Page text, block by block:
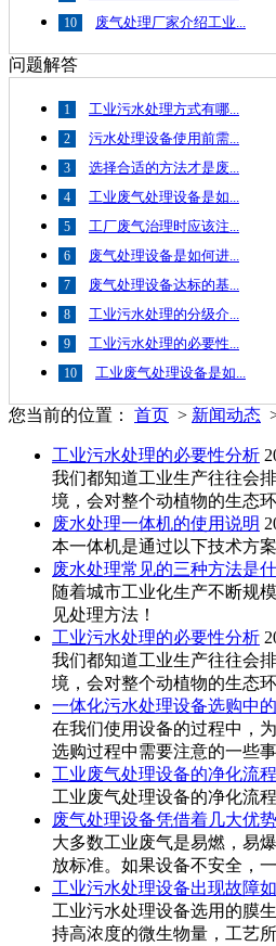
10 废气处理厂家介绍工业...
问题解答
1 工业污水处理方式有哪...
2 污水处理设备使用前需...
3 选择合适的方法才是废...
4 工业废气处理设备是如...
5 工厂废气治理时应该注...
6 废气处理设备是如何进...
7 废气处理设备达标的基...
8 工业污水处理的分级介...
9 工业污水处理的必要性...
10 工业废气处理设备是如...
您当前的位置： 首页 > 新闻动态
工业污水处理的必要性分析
我们都知道工业生产往往会
境，会对整个动植物的生态
废水处理一体机的使用说明
本一体机是通过以下技术方
废水处理常见的三种方法是
随着城市工业化生产不断规
见处理方法！
工业污水处理的必要性分析
我们都知道工业生产往往会
境，会对整个动植物的生态
一体化污水处理设备选购中
在我们使用设备的过程中，
选购过程中需要注意的一些事
工业废气处理设备的净化流程
工业废气处理设备的净化流
废气处理设备凭借着几大优
大多数工业废气是易燃，易
放标准。如果设备不安全，
工业污水处理设备出现故障
工业污水处理设备选用的膜
持高浓度的微生物量，工艺